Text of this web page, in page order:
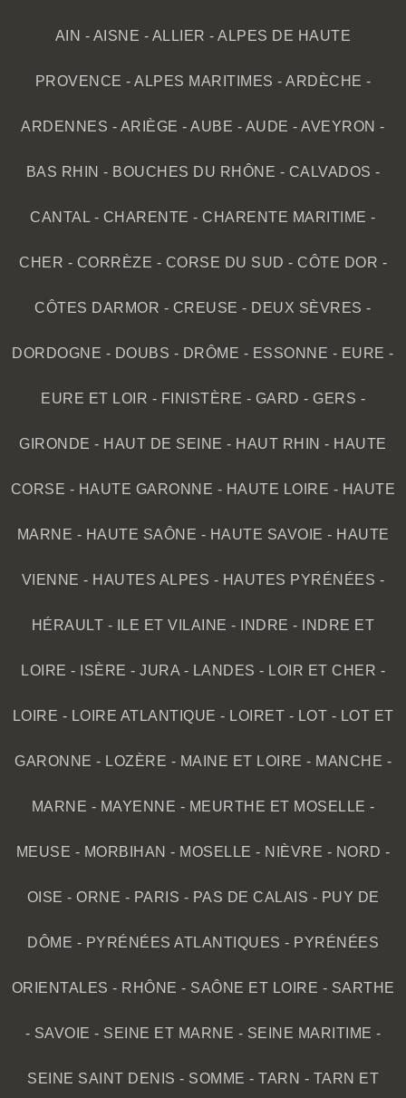
AIN - AISNE - ALLIER -ALPES DE HAUTE
PROVENCE - ALPES MARITIMES - ARDÈCHE -
ARDENNES - ARIÈGE -AUBE - AUDE -AVEYRON -
BAS RHIN - BOUCHES DU RHÔNE - CALVADOS -
CANTAL - CHARENTE -CHARENTE MARITIME -
CHER - CORRÈZE - CORSE DU SUD - CÔTE DOR -
CÔTES DARMOR - CREUSE - DEUX SÈVRES -
DORDOGNE - DOUBS - DRÔME - ESSONNE - EURE -
EURE ET LOIR - FINISTÈRE - GARD - GERS -
GIRONDE - HAUT DE SEINE - HAUT RHIN - HAUTE
CORSE - HAUTE GARONNE - HAUTE LOIRE - HAUTE
MARNE - HAUTE SAÔNE - HAUTE SAVOIE - HAUTE
VIENNE - HAUTES ALPES - HAUTES PYRÉNÉES -
HÉRAULT - ILE ET VILAINE - INDRE - INDRE ET
LOIRE - ISÈRE - JURA - LANDES - LOIR ET CHER -
LOIRE - LOIRE ATLANTIQUE - LOIRET - LOT - LOT ET
GARONNE - LOZÈRE - MAINE ET LOIRE - MANCHE -
MARNE - MAYENNE - MEURTHE ET MOSELLE -
MEUSE - MORBIHAN - MOSELLE - NIÈVRE - NORD -
OISE - ORNE - PARIS - PAS DE CALAIS - PUY DE
DÔME - PYRÉNÉES ATLANTIQUES - PYRÉNÉES
ORIENTALES - RHÔNE - SAÔNE ET LOIRE - SARTHE
- SAVOIE - SEINE ET MARNE - SEINE MARITIME -
SEINE SAINT DENIS - SOMME - TARN - TARN ET